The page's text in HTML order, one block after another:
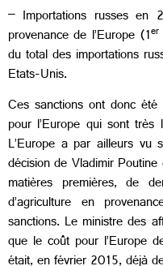
– Importations russes en
provenance de l’Europe (1er
du total des importations
Etats-Unis.
Ces sanctions ont donc
pour l’Europe qui sont
L’Europe a par ailleurs vu
décision de Vladimir Poutine
matières premières, de
d’agriculture en
sanctions. Le ministre des
que le coût pour l’Europe